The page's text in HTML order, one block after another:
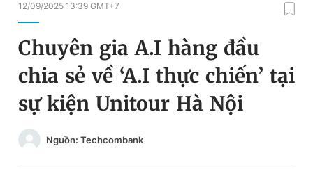
Chuyên mục
Chuyên mục khác
Chào ngày mới
Đổi mật khẩu
Tin đã lưu
Tin đã xem
12/09/2025 13:39 GMT+7
Chuyên gia A.I hàng đầu
chia sẻ về ‘A.I thực chiến’ tại
sự kiện Unitour Hà Nội
Nguồn: Techcombank